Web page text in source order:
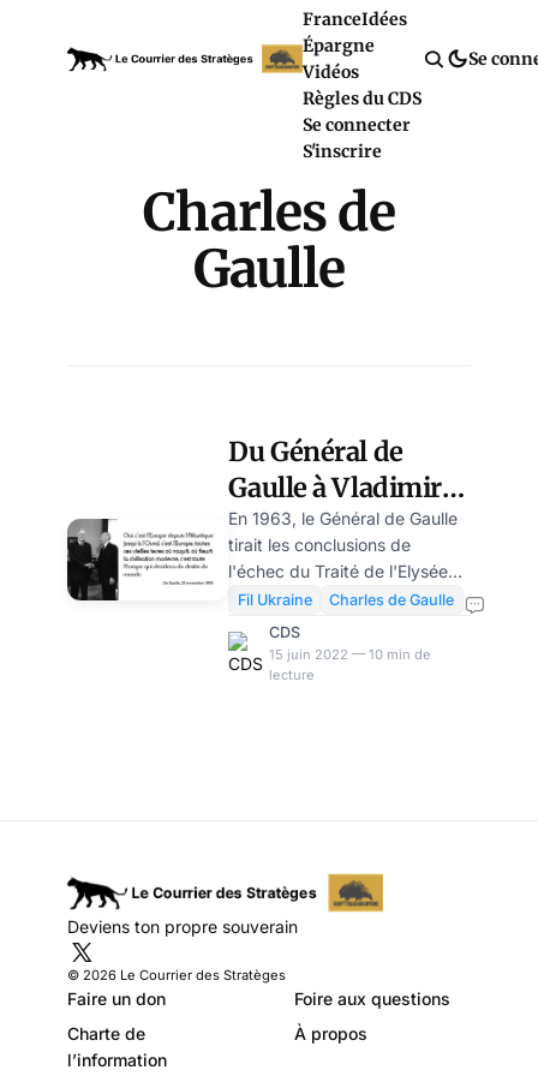
FranceIdées
Épargne
Vidéos
Règles du CDS
Se connecter
S'inscrire
Se
Charles de
Gaulle
Du Général de
Gaulle à Vladimir
Poutine: la lutte
contre la volonté
d’hégémonie
américaine
En 1963, le Général de Gaulle
tirait les conclusions de
l'échec du Traité de l'Elysée
avec la République Fédérale
d'Allemagne. Il commençait à
esquisser une politique
étrangère d'envergure
Français d'Amérique....De
Gaulle esquissa ce que
Vladimir Poutine est en train
de réaliser un demi-siècle plus
tard. Une telle affir
Fil Ukraine
Charles de Gaulle
CDS
15 juin 2022 — 10 min de
lecture
Deviens ton propre souverain
© 2026 Le Courrier des Stratèges
Faire un don
Foire aux questions
Charte de
l’information
À propos